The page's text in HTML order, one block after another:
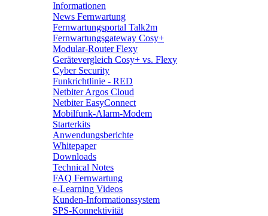
Informationen
News Fernwartung
Fernwartungsportal Talk2m
Fernwartungsgateway Cosy+
Modular-Router Flexy
Gerätevergleich Cosy+ vs. Flexy
Cyber Security
Funkrichtlinie - RED
Netbiter Argos Cloud
Netbiter EasyConnect
Mobilfunk-Alarm-Modem
Starterkits
Anwendungsberichte
Whitepaper
Downloads
Technical Notes
FAQ Fernwartung
e-Learning Videos
Kunden-Informationssystem
SPS-Konnektivität